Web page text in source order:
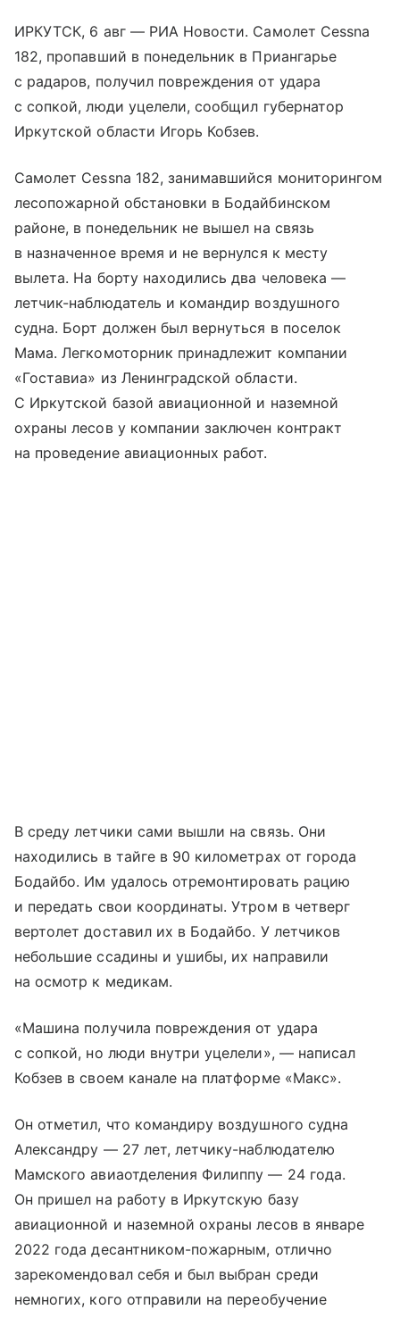
ИРКУТСК, 6 авг — РИА Новости. Самолет Cessna
182, пропавший в понедельник в Приангарье
с радаров, получил повреждения от удара
с сопкой, люди уцелели, сообщил губернатор
Иркутской области Игорь Кобзев.
Самолет Cessna 182, занимавшийся мониторингом
лесопожарной обстановки в Бодайбинском
районе, в понедельник не вышел на связь
в назначенное время и не вернулся к месту
вылета. На борту находились два человека —
летчик-наблюдатель и командир воздушного
судна. Борт должен был вернуться в поселок
Мама. Легкомоторник принадлежит компании
«Гоставиа» из Ленинградской области.
С Иркутской базой авиационной и наземной
охраны лесов у компании заключен контракт
на проведение авиационных работ.
В среду летчики сами вышли на связь. Они
находились в тайге в 90 километрах от города
Бодайбо. Им удалось отремонтировать рацию
и передать свои координаты. Утром в четверг
вертолет доставил их в Бодайбо. У летчиков
небольшие ссадины и ушибы, их направили
на осмотр к медикам.
«Машина получила повреждения от удара
с сопкой, но люди внутри уцелели», — написал
Кобзев в своем канале на платформе «Макс».
Он отметил, что командиру воздушного судна
Александру — 27 лет, летчику-наблюдателю
Мамского авиаотделения Филиппу — 24 года.
Он пришел на работу в Иркутскую базу
авиационной и наземной охраны лесов в январе
2022 года десантником-пожарным, отлично
зарекомендовал себя и был выбран среди
немногих, кого отправили на переобучение